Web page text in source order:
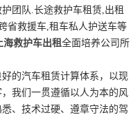
团队.长途救护车租赁,出租
省救援车,租车私人护送车等
海救护车出租全面培养公司所
的汽车租赁计算体系，以现
我们一贯遵循以人为本的风
、技术过硬、遵章守法的驾